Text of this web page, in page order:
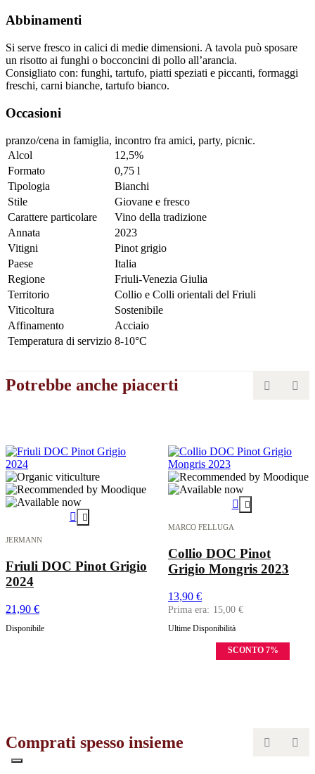
Abbinamenti
Si serve fresco in calici di medie dimensioni. A tavola può sposare
un risotto ai funghi o bocconcini di pollo all’arancia.
Consigliato con: funghi, tartufo, piatti speziati e piccanti, formaggi
freschi, carni bianche, tartufo bianco.
Occasioni
pranzo/cena in famiglia, incontro fra amici, party, picnic.
Alcol
12,5%
Formato
0,75 l
Tipologia
Bianchi
Stile
Giovane e fresco
Carattere particolare
Vino della tradizione
Annata
2023
Vitigni
Pinot grigio
Paese
Italia
Regione
Friuli-Venezia Giulia
Territorio
Collio e Colli orientali del Friuli
Viticoltura
Sostenibile
Affinamento
Acciaio
Temperatura di servizio 8-10°C
Potrebbe anche piacerti  
 
JERMANN
Friuli DOC Pinot Grigio
2024
21,90 €
Disponibile
 
MARCO FELLUGA
Collio DOC Pinot
Grigio Mongris 2023
13,90 €
15,00 €
Ultime Disponibilità
7%
Comprati spesso insieme  